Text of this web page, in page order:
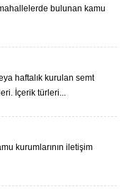
bulunan kamu
haftalık kurulan semt
İçerik türleri...
kurumlarının iletişim